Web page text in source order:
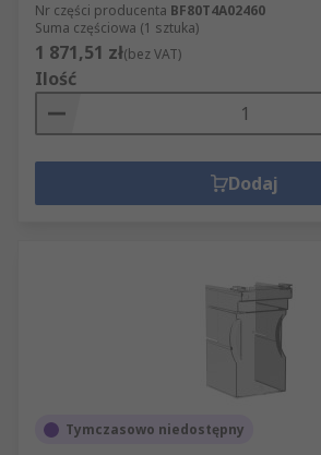
Nr części producenta BF80T4A02460
Suma częściowa (1 sztuka)
1 871,51 zł(bez VAT)
Ilość
Dodaj
Tymczasowo niedostępny